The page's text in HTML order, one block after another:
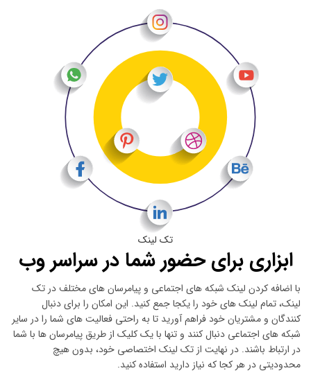
تک لینک
ابزاری برای حضور شما در سراسر وب
با اضافه کردن لینک شبکه های اجتماعی و پیامرسان های مختلف در تک
لینک، تمام لینک های خود را یکجا جمع کنید. این امکان را برای دنبال
کنندگان و مشتریان خود فراهم آورید تا به راحتی فعالیت های شما را در سایر
شبکه های اجتماعی دنبال کنند و تنها با یک کلیک از طریق پیامرسان ها با شما
در ارتباط باشند. در نهایت از تک لینک اختصاصی خود، بدون هیچ
محدودیتی در هر کجا که نیاز دارید استفاده کنید.